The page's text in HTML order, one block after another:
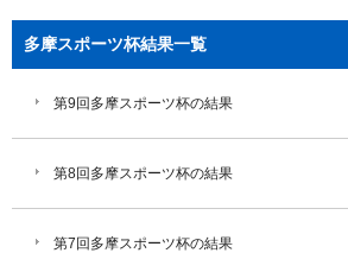
多摩スポーツ杯結果一覧
第9回多摩スポーツ杯の結果
第8回多摩スポーツ杯の結果
第7回多摩スポーツ杯の結果